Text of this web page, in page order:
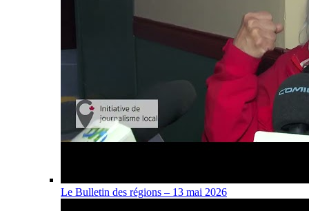
Le Bulletin des régions – 13 mai 2026